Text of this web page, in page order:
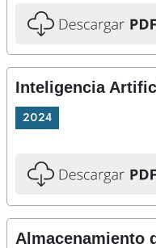
Inteligencia
2024
Almacenamiento